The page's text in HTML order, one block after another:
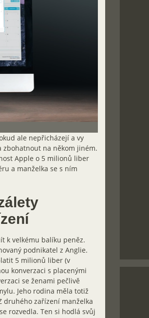
ale nepřicházejí a vy
zbohatnout na někom jiném.
Apple o 5 milionů liber
a manželka se s ním
k velkému balíku peněz.
podnikatel z Anglie.
5 milionů liber (v
konverzaci s placenými
se ženami pečlivě
Jeho rodina měla totiž
druhého zařízení manželka
rozvedla. Ten si hodlá svůj